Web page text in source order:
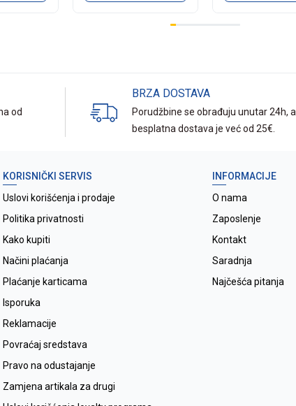
od
BRZA DOSTAVA
Porudžbine se obrađuju unutar 24h, a
besplatna dostava je već od 25€.
KORISNIČKI SERVIS
Uslovi korišćenja i prodaje
Politika privatnosti
Kako kupiti
Načini plaćanja
Plaćanje karticama
Isporuka
Reklamacije
Povraćaj sredstava
Pravo na odustajanje
Zamjena artikala za drugi
INFORMACIJE
O nama
Zaposlenje
Kontakt
Saradnja
Najčešća pitanja